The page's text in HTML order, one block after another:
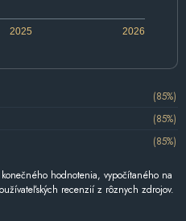
2025 2026
(85%)
(85%)
(85%)
hodnotenia, vypočítaného na
recenzií z rôznych zdrojov.